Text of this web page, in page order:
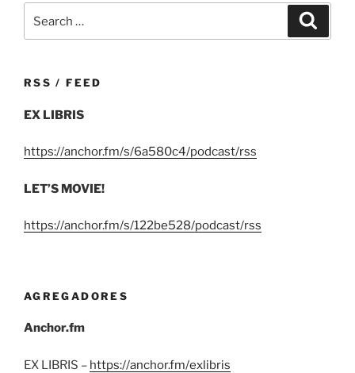
for:
RSS / FEED
EX LIBRIS
https://anchor.fm/s/6a580c4/podcast/rss
LET’S MOVIE!
https://anchor.fm/s/122be528/podcast/rss
AGREGADORES
Anchor.fm
EX LIBRIS – https://anchor.fm/exlibris